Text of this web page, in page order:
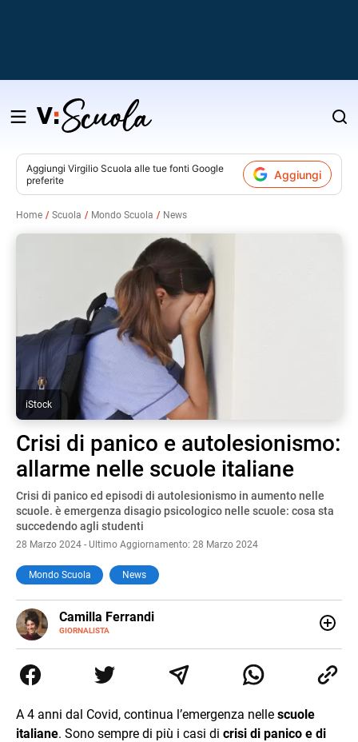
Salta
contenuto
Aggiungi Virgilio Scuola alle tue fonti Google
preferite
Aggiungi
Home Scuola Mondo Scuola News
iStock
Crisi di panico e autolesionismo:
allarme nelle scuole italiane
Crisi di panico ed episodi di autolesionismo in aumento nelle
scuole. è emergenza disagio psicologico nelle scuole: cosa sta
succedendo agli studenti
28 Marzo 2024 - Ultimo Aggiornamento: 28 Marzo 2024
Mondo Scuola News
Camilla Ferrandi
GIORNALISTA
E-
MAIL
LINKEDIN
di trasformare la passione per la scrittura in un lavoro, e
da lì non mi sono più fermata. L’attualità è il mio pane
mente.
A 4 anni dal Covid, continua l’emergenza nelle scuole
italiane. Sono sempre di più i casi di crisi di panico e di